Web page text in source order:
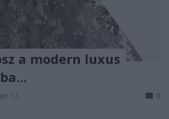
a modern luxus
13. 0